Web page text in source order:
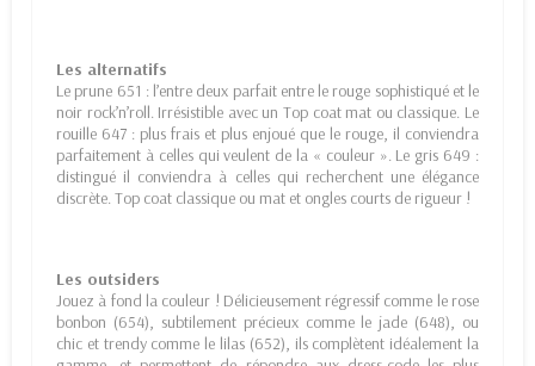
Les alternatifs
Le prune 651 : l’entre deux parfait entre le rouge sophistiqué et le
noir rock’n’roll. Irrésistible avec un Top coat mat ou classique. Le
rouille 647 : plus frais et plus enjoué que le rouge, il conviendra
parfaitement à celles qui veulent de la « couleur ». Le gris 649 :
distingué il conviendra à celles qui recherchent une élégance
discrète. Top coat classique ou mat et ongles courts de rigueur !
Les outsiders
Jouez à fond la couleur ! Délicieusement régressif comme le rose
bonbon (654), subtilement précieux comme le jade (648), ou
chic et trendy comme le lilas (652), ils complètent idéalement la